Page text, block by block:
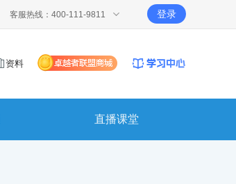
客服热线：400-111-9811 登录
资料
直播课堂